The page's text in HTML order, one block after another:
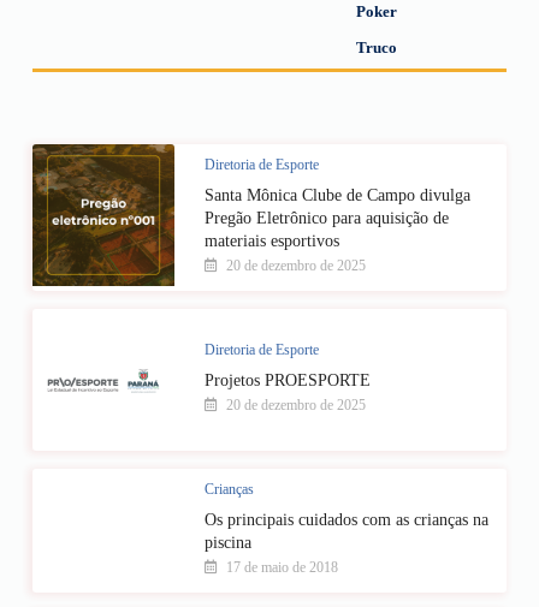
Poker
Truco
Diretoria de Esporte
Santa Mônica Clube de Campo divulga
Pregão Eletrônico para aquisição de
materiais esportivos
20 de dezembro de 2025
Diretoria de Esporte
Projetos PROESPORTE
20 de dezembro de 2025
Crianças
Os principais cuidados com as crianças na
piscina
17 de maio de 2018